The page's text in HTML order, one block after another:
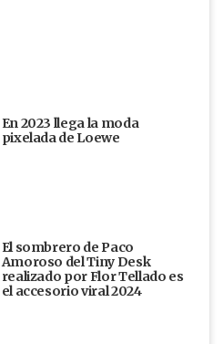
En 2023 llega la moda
pixelada de Loewe
El sombrero de Paco
Amoroso del Tiny Desk
realizado por Flor Tellado es
el accesorio viral 2024